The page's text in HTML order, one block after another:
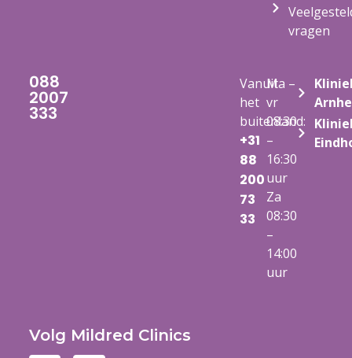
vragen
088
2007
333
Vanuit
het
buitenland:
+31
88
200
73
33
Ma –
vr
08:30
–
16:30
uur
Za
08:30
–
14:00
uur
Volg Mildred Clinics